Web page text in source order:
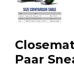
Paar